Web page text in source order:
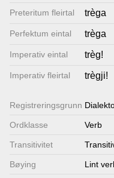
Preteritum fleirtal trèga
Perfektum eintal trèga
Imperativ eintal trèg!
Imperativ fleirtal trègji!
Registrerings­grunn
Ordklasse Verb
Transitivitet
Bøying Lint